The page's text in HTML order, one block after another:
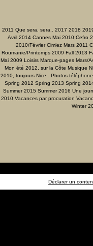
2011 Que sera, sera.. 2017 2018
Avril 2014 Cannes Mai 2010 Cefro
2010/Février Cimiez Mars 2011
Roumanie/Printemps 2009 Fall 2013
Mai 2009 Loisirs Marque-pages Mars/
Mon été 2012, sur la Côte Musique
2010, toujours Nice.. Photos téléphone
Spring 2012 Spring 2013 Spring
Summer 2015 Summer 2016 Une
2010 Vacances par procuration
Winter
Déclarer un